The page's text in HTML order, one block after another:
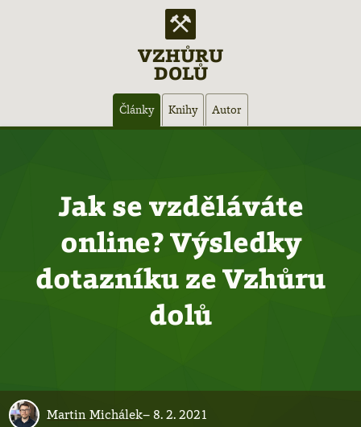
VZHŮRU
DOLŮ
Články Knihy Autor
Jak se vzděláváte
online? Výsledky
dotazníku ze Vzhůru
dolů
Martin Michálek–8. 2. 2021